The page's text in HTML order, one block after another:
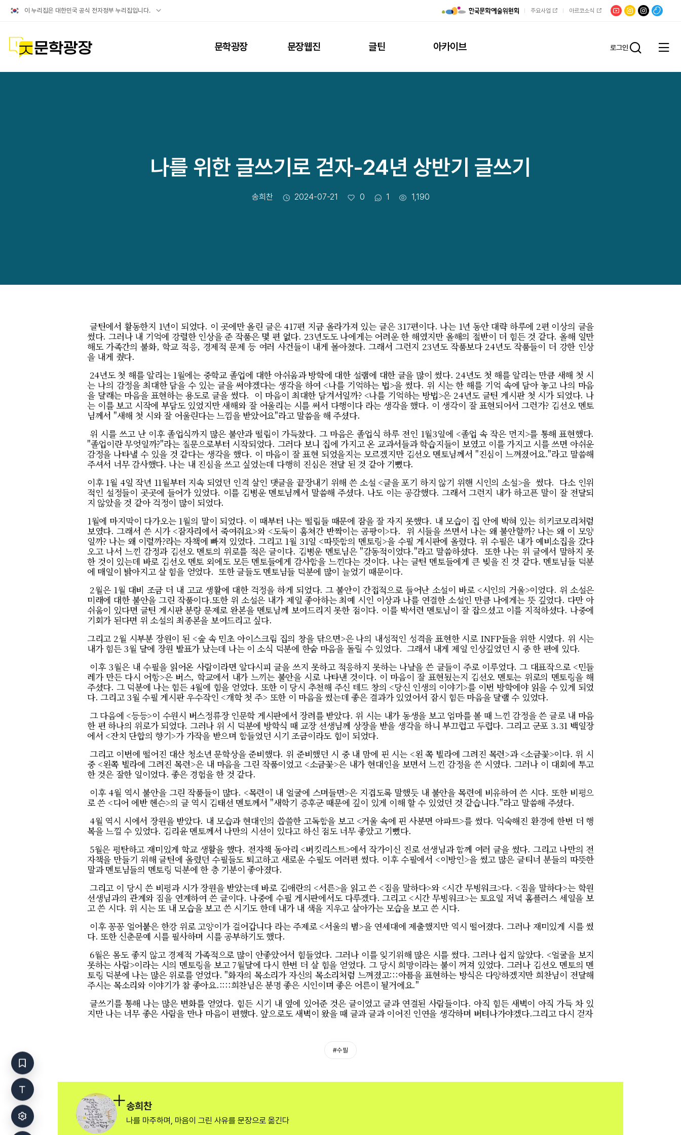
이 누리집은 대한민국 공식 전자정부 누리집입니다.
공식
주요사업 아르코소식 유튜브문학광장채널문장
팟빵
문학광장 문학광장 문장웹진 글틴 아카이브 로그인
전체
나를 위한 글쓰기로 걷자-24년 상반기 글쓰기
작성자
송희찬 작성일
2024-07-21 좋아요
0 댓글수
1 조회수
1,190
글틴에서 활동한지 1년이 되었다. 이 곳에만 올린 글은 417편 지금 올라가져 있는 글은 317편이다. 나는 1년 동안 대략 하루에 2편 이상의 글을
썼다. 그러나 내 기억에 강렬한 인상을 준 작품은 몇 편 없다. 23년도도 나에게는 어려운 한 해였지만 올해의 절반이 더 힘든 것 같다. 올해 일만
해도 가족간의 불화, 학교 적응, 경제적 문제 등 여러 사건들이 내게 몰아쳤다. 그래서 그런지 23년도 작품보다 24년도 작품들이 더 강한 인상
을 내게 줬다.
24년도 첫 해를 알리는 1월에는 중학교 졸업에 대한 아쉬움과 방학에 대한 설램에 대한 글을 많이 썼다. 24년도 첫 해를 알리는 만큼 새해 첫 시
는 나의 감정을 최대한 담을 수 있는 글을 써야겠다는 생각을 하여 <나를 기억하는 법>을 썼다. 위 시는 한 해를 기억 속에 담아 놓고 나의 마음
을 달래는 마음을 표현하는 용도로 글을 썼다. 이 마음이 최대한 담겨서일까? <나를 기억하는 방법>은 24년도 글틴 게시판 첫 시가 되었다. 나
는 이를 보고 시작에 부담도 있었지만 새해와 잘 어울리는 시를 써서 다행이다 라는 생각을 했다. 이 생각이 잘 표현되어서 그런가? 김선오 멘토
님께서 "새해 첫 시와 잘 어울린다는 느낌을 받았어요"라고 말씀을 해 주셨다.
위 시를 쓰고 난 이후 졸업식까지 많은 불안과 떨림이 가득찼다. 그 마음은 졸업식 하루 전인 1월3일에 <졸업 속 작은 먼지>를 통해 표현했다.
"졸업이란 무엇일까?"라는 질문으로부터 시작되었다. 그러다 보니 집에 가지고 온 교과서들과 학습지들이 보였고 이를 가지고 시를 쓰면 아쉬운
감정을 나타낼 수 있을 것 같다는 생각을 했다. 이 마음이 잘 표현 되었을지는 모르겠지만 김선오 멘토님께서 "진심이 느껴졌어요."라고 말씀해
주셔서 너무 감사했다. 나는 내 진심을 쓰고 싶었는데 다행히 진심은 전달 된 것 같아 기뻤다.
이후 1월 4일 작년 11월부터 지속 되었던 인격 살인 댓글을 끝장내기 위해 쓴 소설 <글을 포기 하지 않기 위핸 시인의 소설>을 썼다. 다소 인위
적인 설정들이 곳곳에 들어가 있었다. 이를 김병운 멘토님께서 말씀해 주셨다. 나도 이는 공감했다. 그래서 그런지 내가 하고픈 말이 잘 전달되
지 않았을 것 같아 걱정이 많이 되었다.
1월에 마지막이 다가오는 1월의 말이 되었다. 이 때부터 나는 떨림들 때문에 잠을 잘 자지 못했다. 내 모습이 집 안에 박혀 있는 히키코모리처럼
보였다. 그래서 쓴 시가 <잠자리에서 죽여줘요>와 <도둑이 훔쳐간 반짝이는 곰팡이>다. 위 시들을 쓰면서 나는 왜 불안할까? 나는 왜 이 모양
일까? 나는 왜 이럴까?라는 자책에 빠져 있었다. 그리고 1월 31일 <따뜻함의 멘토링>을 수필 게시판에 올렸다. 위 수필은 내가 예비소집을 갔다
오고 나서 느낀 감정과 김선오 멘토의 위로를 적은 글이다. 김병운 멘토님은 "감동적이었다."라고 말씀하셨다. 또한 나는 위 글에서 말하지 못
한 것이 있는데 바로 김선오 멘토 외에도 모든 멘토들에게 감사함을 느낀다는 것이다. 나는 글틴 멘토들에게 큰 빚을 진 것 같다. 멘토님들 덕분
에 매일이 밝아지고 살 힘을 얻었다. 또한 글들도 멘토님들 덕분에 많이 늘었기 때문이다.
2월은 1월 대비 조금 더 내 고교 생활에 대한 걱정을 하게 되었다. 그 불안이 간접적으로 들어난 소설이 바로 <시인의 거울>이었다. 위 소설은
미래에 대한 불안을 그린 작품이다.또한 위 소설은 내가 제일 좋아하는 최예 시인 이상과 나를 연결한 소설인 만큼 나에게는 뜻 깊었다. 다만 아
쉬움이 있다면 글틴 게시판 분량 문제로 완본을 멘토님께 보여드리지 못한 점이다. 이를 박서련 멘토님이 잘 잡으셨고 이를 지적하셨다. 나중에
기회가 된다면 위 소설의 최종본을 보여드리고 싶다.
그리고 2월 시부분 장원이 된 <숲 속 민초 아이스크림 집의 창을 닦으면>은 나의 내성적인 성격을 표현한 시로 INFP들을 위한 시였다. 위 시는
내가 힘든 3월 달에 장원 발표가 났는데 나는 이 소식 덕분에 한숨 마음을 돌릴 수 있었다. 그래서 내게 제일 인상깊었던 시 중 한 편에 있다.
이후 3월은 내 수필을 읽어온 사람이라면 알다시피 글을 쓰지 못하고 적응하지 못하는 나날을 쓴 글들이 주로 이루었다. 그 대표작으로 <민들
레가 만든 다시 어항>은 버스, 학교에서 내가 느끼는 불안을 시로 나타낸 것이다. 이 마음이 잘 표현됬는지 김선오 멘토는 위로의 멘토링을 해
주셨다. 그 덕분에 나는 힘든 4월에 힘을 얻었다. 또한 이 당시 추천해 주신 테드 창의 <당신 인생의 이야기>를 이번 방학에야 읽을 수 있게 되었
다. 그리고 3월 수필 게시판 우수작인 <개학 첫 주> 또한 이 마음을 썼는데 좋은 결과가 있었어서 잠시 힘든 마음을 달랠 수 있었다.
그 다음에 <등등>이 수원시 버스정류장 인문학 게시판에서 장려를 받았다. 위 시는 내가 동생을 보고 엄마를 볼 때 느낀 감정을 쓴 글로 내 마음
한 편 하나의 위로가 되었다. 그러나 위 시 덕분에 방학식 때 교장 선생님께 상장을 받을 생각을 하니 부끄럽고 두렵다. 그리고 군포 3.31 백일장
에서 <잔치 단합의 향기>가 가작을 받으며 함들었던 시기 조금이라도 힘이 되었다.
그리고 이번에 떨어진 대산 청소년 문학상을 준비했다. 위 준비했던 시 중 내 맘에 핀 시는 <왼 쪽 빌라에 그려진 목련>과 <소금꽃>이다. 위 시
중 <왼쪽 빌라에 그려진 목련>은 내 마음을 그린 작품이었고 <소금꽃>은 내가 현대인을 보면서 느낀 감정을 쓴 시였다. 그러나 이 대회에 투고
한 것은 잘한 일이었다. 좋은 경험을 한 것 같다.
이후 4월 역시 불안을 그린 작품들이 많다. <목련이 내 얼굴에 스며들면>은 지겹도록 말했듯 내 불안을 목련에 비유하여 쓴 시다. 또한 비평으
로 쓴 <디어 에반 헨슨>의 글 역시 김태선 멘토께서 "새학기 증후군 때문에 깊이 있게 이해 할 수 있었던 것 같습니다."라고 말씀해 주셨다.
4월 역시 시에서 장원을 받았다. 내 모습과 현대인의 씁쓸한 고독함을 보고 <거울 속에 핀 사분면 아파트>를 썼다. 익숙해진 환경에 한번 더 행
복을 느낄 수 있었다. 김리윤 멘토께서 나만의 시선이 있다고 하신 점도 너무 좋았고 기뻤다.
5월은 평탄하고 재미있게 학교 생활을 했다. 전자책 동아리 <버킷리스트>에서 작가이신 진로 선생님과 함께 여러 글을 썼다. 그리고 나만의 전
자책을 만들기 위해 글틴에 올렸던 수필들도 퇴고하고 새로운 수필도 여러편 썼다. 이후 수필에서 <이방인>을 썼고 많은 글티너 분들의 따뜻한
말과 멘토님들의 멘토링 덕분에 한 층 기분이 좋아졌다.
그리고 이 당시 쓴 비평과 시가 장원을 받았는데 바로 김애란의 <서른>을 읽고 쓴 <짐을 말하다>와 <시간 무빙워크>다. <짐을 말하다>는 학원
선생님과의 관계와 짐을 연계하여 쓴 글이다. 나중에 수필 게시판에서도 다루겠다. 그리고 <시간 무빙워크>는 토요일 저녁 홈플러스 세일을 보
고 쓴 시다. 위 시는 또 내 모습을 보고 쓴 시기도 한데 내가 내 색을 지우고 살아가는 모습을 보고 쓴 시다.
이후 꽁꽁 얼어붙은 한강 위로 고양이가 걸어갑니다 라는 주제로 <서울의 범>을 연세대에 제출했지만 역시 떨어졌다. 그러나 재미있게 시를 썼
다. 또한 신춘문예 시를 필사하며 시를 공부하기도 했다.
6월은 몸도 좋지 않고 경제적 가족적으로 많이 안좋았어서 힘들었다. 그러나 이를 잊기위해 많은 시를 썼다. 그러나 쉽지 않았다. <얼굴을 보지
못하는 사람>이라는 시의 멘토링을 보고 7월달에 다시 한번 더 살 힘을 얻었다. 그 당시 희망이라는 불이 꺼져 있었다. 그러나 김선오 멘토의 멘
토링 덕분에 나는 많은 위로를 얻었다. "화자의 목소리가 자신의 목소리처럼 느껴졌고:::아픔을 표현하는 방식은 다양하겠지만 희찬님이 전달해
주시는 목소리와 이야기가 참 좋아요.::::희찬님은 분명 좋은 시인이며 좋은 어른이 될거에요."
글쓰기를 통해 나는 많은 변화를 얻었다. 힘든 시기 내 옆에 있어준 것은 글이었고 글과 연결된 사람들이다. 아직 힘든 새벽이 아직 가득 차 있
지만 나는 너무 좋은 사람을 만나 마음이 편했다. 앞으로도 새벽이 왔을 때 글과 글과 이어진 인연을 생각하며 버텨나가야겠다.그리고 다시 걷자
#수필
송희찬
나를 마주하며, 마음이 그린 사유를 문장으로 옮긴다